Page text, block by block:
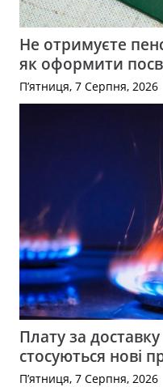
Не отримуєте
як оформити
П’ятниця, 7 Серпня, 2026
Плату за
стосуються нові
П’ятниця, 7 Серпня, 2026